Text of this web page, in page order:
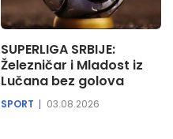
SUPERLIGA SRBIJE:
Železničar i Mladost iz
Lučana bez golova
SPORT 03.08.2026